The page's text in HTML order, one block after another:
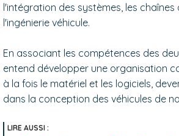
l'intégration des systèmes, les
l'ingénierie véhicule.
En associant les compétences des
entend développer une organisation
à la fois le matériel et les logiciels,
dans la conception des véhicules de